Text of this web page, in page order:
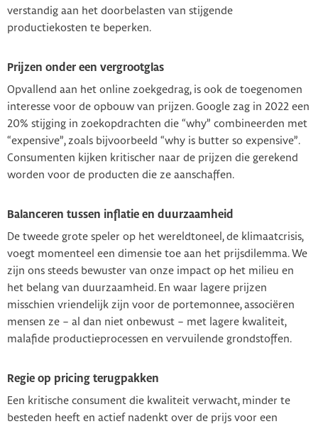
verstandig aan het doorbelasten van stijgende
productiekosten te beperken.
Prijzen onder een vergrootglas
Opvallend aan het online zoekgedrag, is ook de toegenomen
interesse voor de opbouw van prijzen. Google zag in 2022 een
20% stijging in zoekopdrachten die “why” combineerden met
“expensive”, zoals bijvoorbeeld “why is butter so expensive”.
Consumenten kijken kritischer naar de prijzen die gerekend
worden voor de producten die ze aanschaffen.
Balanceren tussen inflatie en duurzaamheid
De tweede grote speler op het wereldtoneel, de klimaatcrisis,
voegt momenteel een dimensie toe aan het prijsdilemma. We
zijn ons steeds bewuster van onze impact op het milieu en
het belang van duurzaamheid. En waar lagere prijzen
misschien vriendelijk zijn voor de portemonnee, associëren
mensen ze – al dan niet onbewust – met lagere kwaliteit,
malafide productieprocessen en vervuilende grondstoffen.
Regie op pricing terugpakken
Een kritische consument die kwaliteit verwacht, minder te
besteden heeft en actief nadenkt over de prijs voor een